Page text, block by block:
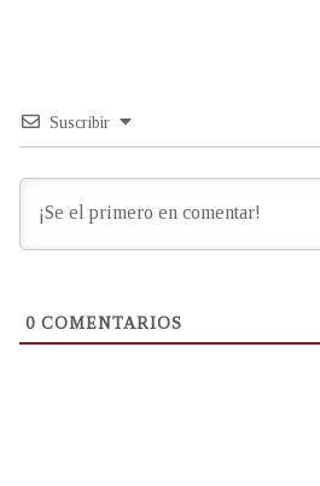
Suscribir
0 COMENTARIOS